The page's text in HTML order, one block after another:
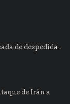
de despedida .
de Irán a